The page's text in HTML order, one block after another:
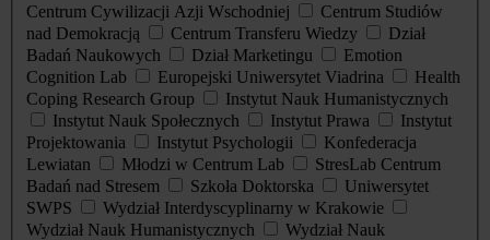
Centrum Cywilizacji Azji Wschodniej
Centrum Studiów
nad Demokracją
Centrum Transferu Wiedzy
Dział
Badań Naukowych
Dział Marketingu
Emotion
Cognition Lab
Europejski Uniwersytet Viadrina
Health
Coping Research Group
Instytut Nauk Humanistycznych
Instytut Nauk Społecznych
Instytut Prawa
Instytut
Projektowania
Instytut Psychologii
Konfederacja
Lewiatan
Młodzi w Centrum Lab
StresLab Centrum
Badań nad Stresem
Szkoła Doktorska
Uniwersytet
SWPS
Wydział Interdyscyplinarny w Krakowie
Wydział Nauk Humanistycznych
Wydział Nauk